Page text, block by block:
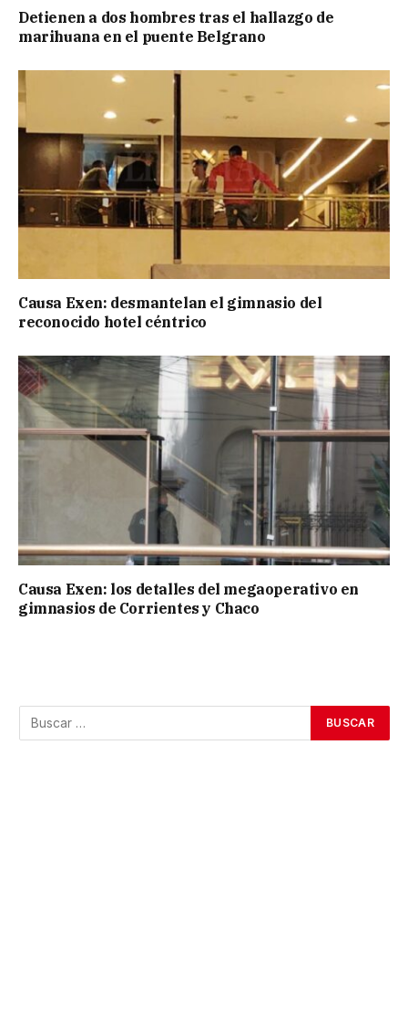
Detienen a dos hombres tras el hallazgo de
marihuana en el puente Belgrano
Causa Exen: desmantelan el gimnasio del
reconocido hotel céntrico
Causa Exen: los detalles del megaoperativo en
gimnasios de Corrientes y Chaco